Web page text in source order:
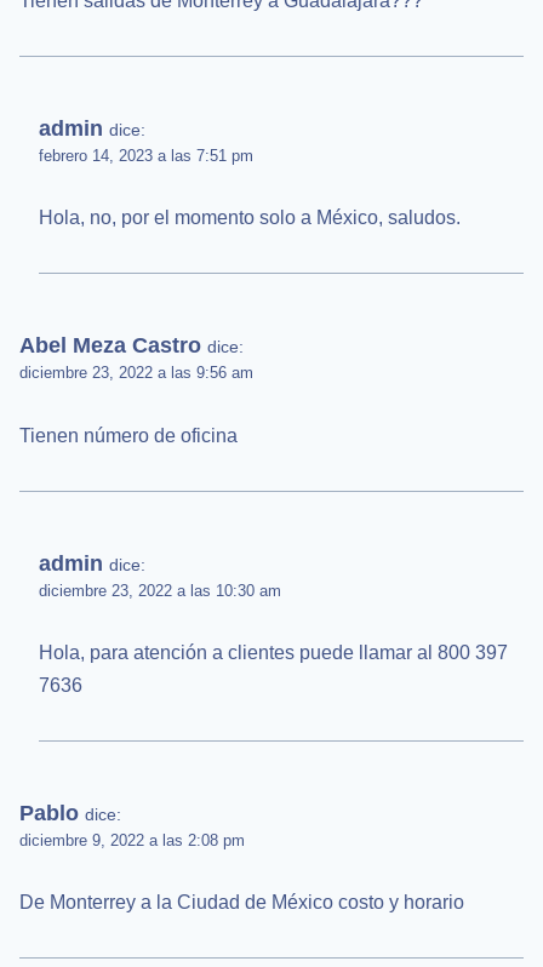
admin dice:
febrero 14, 2023 a las 7:51 pm
Hola, no, por el momento solo a México, saludos.
Abel Meza Castro dice:
diciembre 23, 2022 a las 9:56 am
Tienen número de oficina
admin dice:
diciembre 23, 2022 a las 10:30 am
Hola, para atención a clientes puede llamar al 800 397
7636
Pablo dice:
diciembre 9, 2022 a las 2:08 pm
De Monterrey a la Ciudad de México costo y horario